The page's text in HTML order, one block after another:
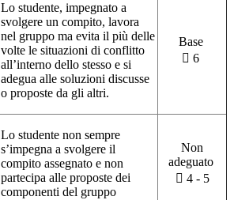
Lo studente, impegnato a
svolgere un compito, lavora
nel gruppo ma evita il più delle
volte le situazioni di conflitto
all’interno dello stesso e si
adegua alle soluzioni discusse
o proposte da gli altri.
Base
 6
Lo studente non sempre
s’impegna a svolgere il
compito assegnato e non
partecipa alle proposte dei
componenti del gruppo
Non
adeguato
 4 - 5